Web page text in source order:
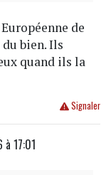
de
bien. Ils
quand ils la
Signaler
17:01